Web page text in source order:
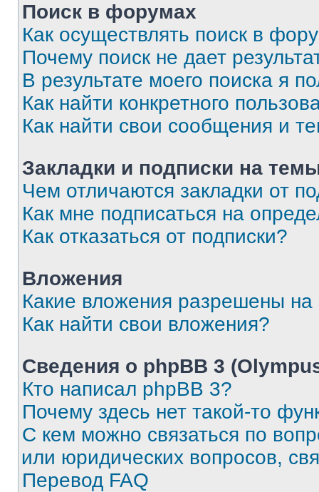
Поиск в форумах
Как осуществлять поиск в
Почему поиск не дает
В результате моего поиска я
Как найти конкретного
Как найти свои сообщения и
Закладки и подписки на
Чем отличаются закладки от
Как мне подписаться на
Как отказаться от подписки?
Вложения
Какие вложения разрешены
Как найти свои вложения?
Сведения о phpBB 3
Кто написал phpBB 3?
Почему здесь нет такой-то
С кем можно связаться по
или юридических вопросов,
Перевод FAQ